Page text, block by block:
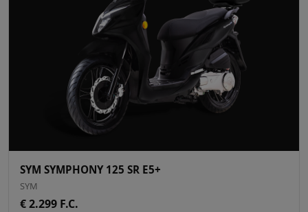
SYM SYMPHONY 125 SR E5+
SYM
€ 2.299 F.C.